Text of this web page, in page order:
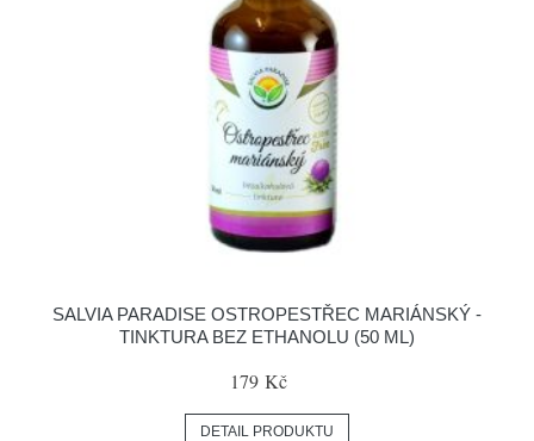
SALVIA PARADISE OSTROPESTŘEC MARIÁNSKÝ -
TINKTURA BEZ ETHANOLU (50 ML)
179 Kč
DETAIL PRODUKTU